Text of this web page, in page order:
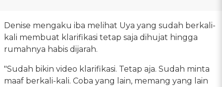
Denise mengaku iba melihat Uya yang sudah berkali-
kali membuat klarifikasi tetap saja dihujat hingga
rumahnya habis dijarah.
"Sudah bikin video klarifikasi. Tetap aja. Sudah minta
maaf berkali-kali. Coba yang lain, memang yang lain